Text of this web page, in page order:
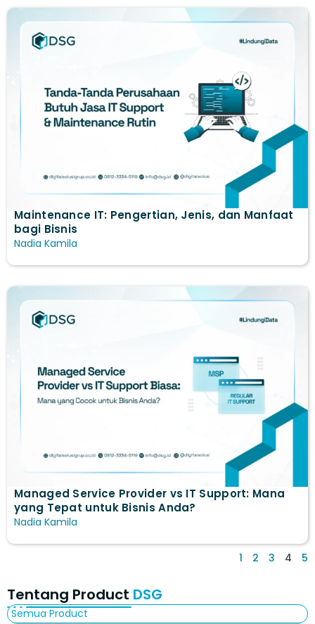
Maintenance IT: Pengertian, Jenis, dan Manfaat
bagi Bisnis
Nadia Kamila
Managed Service Provider vs IT Support: Mana
yang Tepat untuk Bisnis Anda?
Nadia Kamila
1 2 3 4 5
Tentang Product DSG
Semua Product